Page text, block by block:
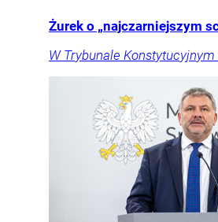
Żurek o „najczarniejszym
W Trybunale